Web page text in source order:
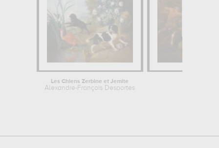
Les Chiens Zerbine et Jemite
Alexandre-François Desportes